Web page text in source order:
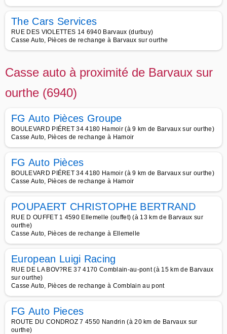
The Cars Services
RUE DES VIOLETTES 14 6940 Barvaux (durbuy)
Casse Auto, Pièces de rechange à Barvaux sur ourthe
Casse auto à proximité de Barvaux sur
ourthe (6940)
FG Auto Pièces Groupe
BOULEVARD PIÉRET 34 4180 Hamoir (à 9 km de Barvaux sur ourthe)
Casse Auto, Pièces de rechange à Hamoir
FG Auto Pièces
BOULEVARD PIÉRET 34 4180 Hamoir (à 9 km de Barvaux sur ourthe)
Casse Auto, Pièces de rechange à Hamoir
POUPAERT CHRISTOPHE BERTRAND
RUE D OUFFET 1 4590 Ellemelle (ouffet) (à 13 km de Barvaux sur
ourthe)
Casse Auto, Pièces de rechange à Ellemelle
European Luigi Racing
RUE DE LA BOV?RE 37 4170 Comblain-au-pont (à 15 km de Barvaux
sur ourthe)
Casse Auto, Pièces de rechange à Comblain au pont
FG Auto Pieces
ROUTE DU CONDROZ 7 4550 Nandrin (à 20 km de Barvaux sur
ourthe)